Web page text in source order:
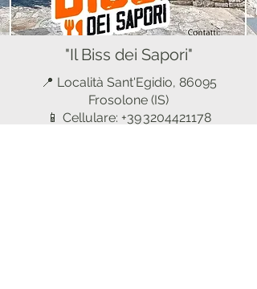
"Il Biss dei Sapori"
📍 Località Sant'Egidio, 86095
Frosolone (IS)
📱 Cellulare: +39 3204421178